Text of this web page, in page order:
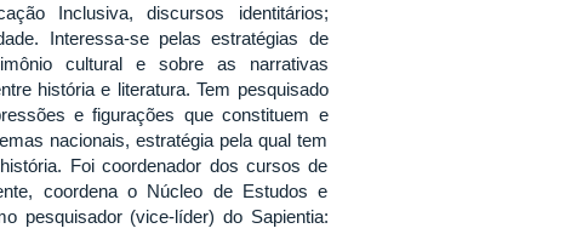
Inclusiva, discursos identitários;
Interessa-se pelas estratégias de
cultural e sobre as narrativas
história e literatura. Tem pesquisado
e figurações que constituem e
nacionais, estratégia pela qual tem
Foi coordenador dos cursos de
coordena o Núcleo de Estudos e
pesquisador (vice-líder) do Sapientia: